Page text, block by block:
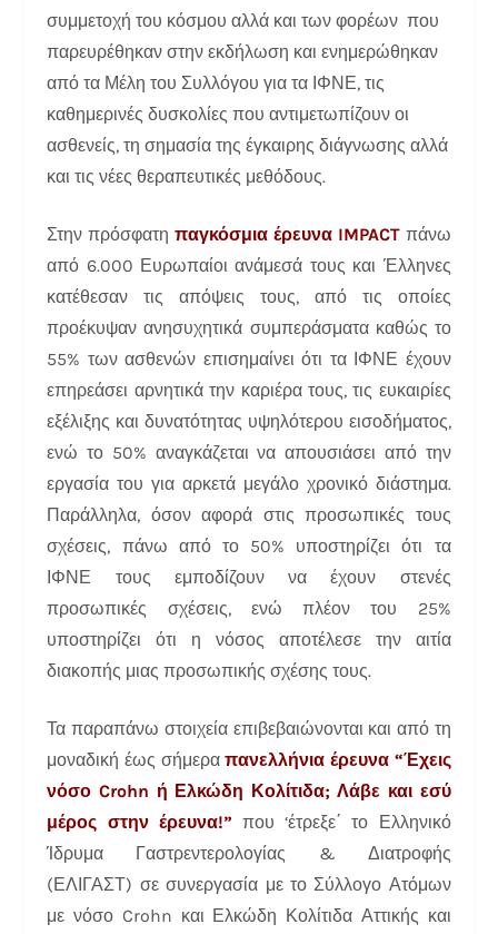
συμμετοχή του κόσμου αλλά και των φορέων που
παρευρέθηκαν στην εκδήλωση και ενημερώθηκαν
από τα Μέλη του Συλλόγου για τα ΙΦΝΕ, τις
καθημερινές δυσκολίες που αντιμετωπίζουν οι
ασθενείς, τη σημασία της έγκαιρης διάγνωσης αλλά
και τις νέες θεραπευτικές μεθόδους.
Στην πρόσφατηπαγκόσμια έρευνα IMPACT πάνω
από 6.000 Ευρωπαίοι ανάμεσά τους και Έλληνες
κατέθεσαν τις απόψεις τους, από τις οποίες
προέκυψαν ανησυχητικά συμπεράσματα καθώς το
55% των ασθενών επισημαίνει ότι τα ΙΦΝΕ έχουν
επηρεάσει αρνητικά την καριέρα τους, τις ευκαιρίες
εξέλιξης και δυνατότητας υψηλότερου εισοδήματος,
ενώ το 50% αναγκάζεται να απουσιάσει από την
εργασία του για αρκετά μεγάλο χρονικό διάστημα.
Παράλληλα, όσον αφορά στις προσωπικές τους
σχέσεις, πάνω από το 50% υποστηρίζει ότι τα
ΙΦΝΕ τους εμποδίζουν να έχουν στενές
προσωπικές σχέσεις, ενώ πλέον του 25%
υποστηρίζει ότι η νόσος αποτέλεσε την αιτία
διακοπής μιας προσωπικής σχέσης τους.
Τα παραπάνω στοιχεία επιβεβαιώνονται και από τη
μοναδική έως σήμεραπανελλήνια έρευνα “Έχεις
νόσο Crohn ή Ελκώδη Κολίτιδα; Λάβε και εσύ
μέρος στην έρευνα!” που ‘έτρεξε΄ το Ελληνικό
Ίδρυμα Γαστρεντερολογίας & Διατροφής
(ΕΛΙΓΑΣΤ) σε συνεργασία με το Σύλλογο Ατόμων
με νόσο Crohn και Ελκώδη Κολίτιδα Αττικής και